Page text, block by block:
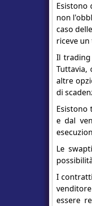
Esistono
non
caso
riceve
Il
Tuttavia,
altre
di
Esistono
e dal
Le
I
essere